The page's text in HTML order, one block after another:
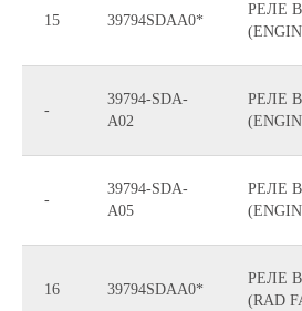
15 39794SDAA0*
РЕЛЕ В
-
39794-SDA-
A02
РЕЛЕ В
-
39794-SDA-
A05
РЕЛЕ
16 39794SDAA0*
РЕЛЕ В
(RAD